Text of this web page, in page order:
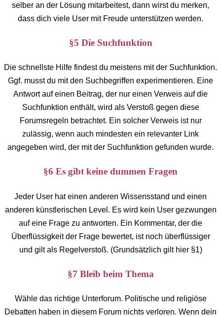
selber an der Lösung mitarbeitest, dann wirst du merken,
dass dich viele User mit Freude unterstützen werden.
§5 Die Suchfunktion
Die schnellste Hilfe findest du meistens mit der Suchfunktion.
Ggf. musst du mit den Suchbegriffen experimentieren. Eine
Antwort auf einen Beitrag, der nur einen Verweis auf die
Suchfunktion enthält, wird als Verstoß gegen diese
Forumsregeln betrachtet. Ein solcher Verweis ist nur
zulässig, wenn auch mindesten ein relevanter Link
angegeben wird, der mit der Suchfunktion gefunden wurde.
§6 Es gibt keine dummen Fragen
Jeder User hat einen anderen Wissensstand und einen
anderen künstlerischen Level. Es wird kein User gezwungen
auf eine Frage zu antworten. Ein Kommentar, der die
Überflüssigkeit der Frage bewertet, ist noch überflüssiger
und gilt als Regelverstoß. (Grundsätzlich gilt hier §1)
§7 Bleib beim Thema
Wähle das richtige Unterforum. Politische und religiöse
Debatten haben in diesem Forum nichts verloren. Wenn dein